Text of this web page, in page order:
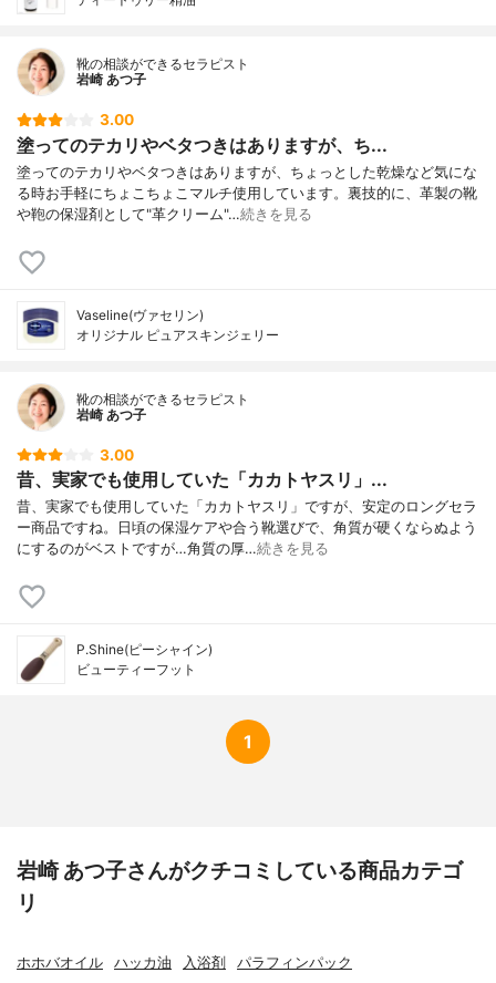
靴の相談ができるセラピスト
岩崎 あつ子
3.00
塗ってのテカリやベタつきはありますが、ち...
塗ってのテカリやベタつきはありますが、ちょっとした乾燥など気にな
る時お手軽にちょこちょこマルチ使用しています。裏技的に、革製の靴
や鞄の保湿剤として"革クリーム"…続きを見る
Vaseline(ヴァセリン)
オリジナル ピュアスキンジェリー
靴の相談ができるセラピスト
岩崎 あつ子
3.00
昔、実家でも使用していた「カカトヤスリ」...
昔、実家でも使用していた「カカトヤスリ」ですが、安定のロングセラ
ー商品ですね。日頃の保湿ケアや合う靴選びで、角質が硬くならぬよう
にするのがベストですが…角質の厚…続きを見る
P.Shine(ピーシャイン)
ビューティーフット
1
岩崎 あつ子さんがクチコミしている商品カテゴ
リ
ホホバオイル ハッカ油 入浴剤 パラフィンパック